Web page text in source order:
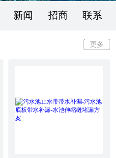
新闻 招商 联系
更多